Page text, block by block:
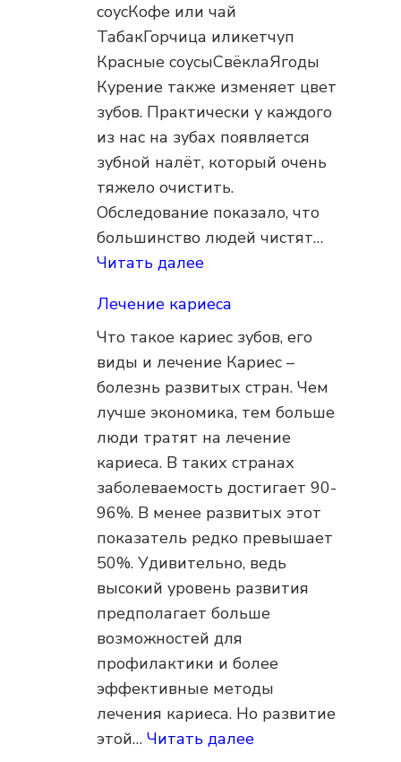
соусКофе или чай
ТабакГорчица иликетчуп
Красные соусыСвёклаЯгоды
Курение также изменяет цвет
зубов. Практически у каждого
из нас на зубах появляется
зубной налёт, который очень
тяжело очистить.
Обследование показало, что
большинство людей чистят…
Читать далее:
гигиена
Лечение кариеса
Что такое кариес зубов, его
виды и лечение Кариес –
болезнь развитых стран. Чем
лучше экономика, тем больше
люди тратят на лечение
кариеса. В таких странах
заболеваемость достигает 90-
96%. В менее развитых этот
показатель редко превышает
50%. Удивительно, ведь
высокий уровень развития
предполагает больше
возможностей для
профилактики и более
эффективные методы
лечения кариеса. Но развитие
этой… Читать далее: